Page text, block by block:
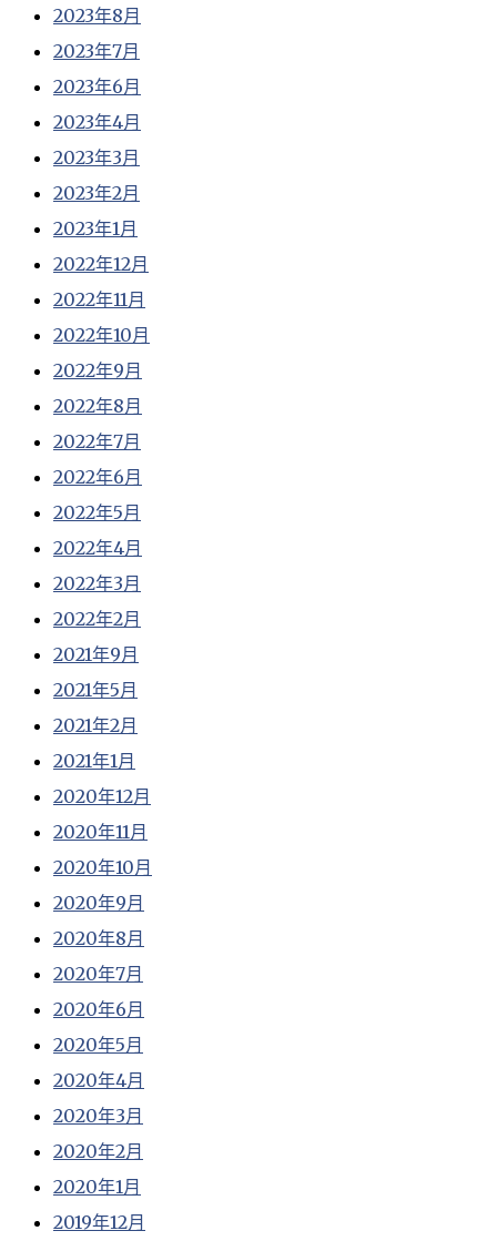
2023年8月
2023年7月
2023年6月
2023年4月
2023年3月
2023年2月
2023年1月
2022年12月
2022年11月
2022年10月
2022年9月
2022年8月
2022年7月
2022年6月
2022年5月
2022年4月
2022年3月
2022年2月
2021年9月
2021年5月
2021年2月
2021年1月
2020年12月
2020年11月
2020年10月
2020年9月
2020年8月
2020年7月
2020年6月
2020年5月
2020年4月
2020年3月
2020年2月
2020年1月
2019年12月